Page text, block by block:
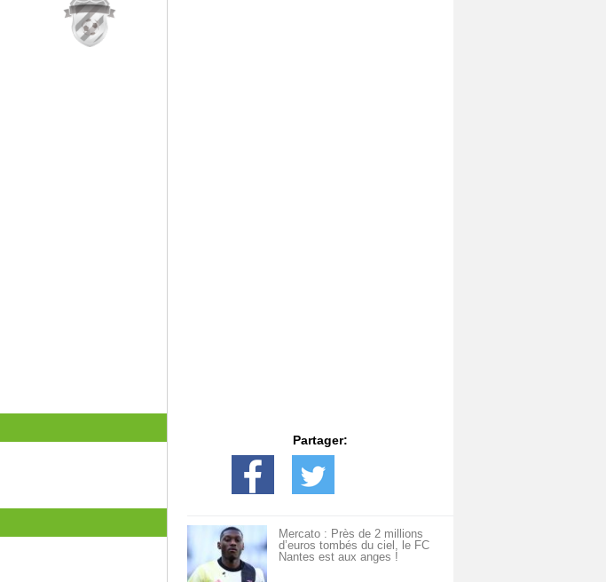
Partager:
Mercato : Près de 2 millions
d’euros tombés du ciel, le FC
Nantes est aux anges !